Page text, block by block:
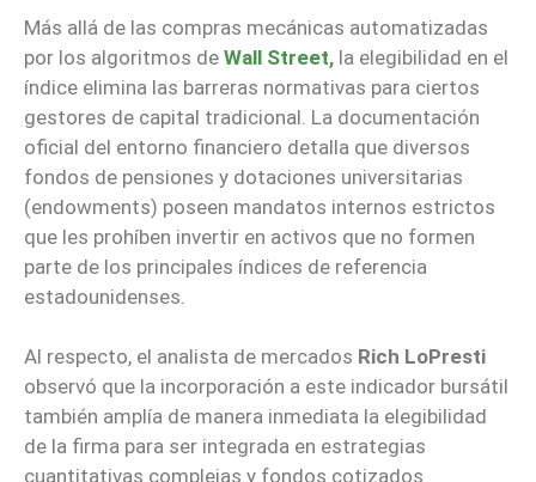
Más allá de las compras mecánicas automatizadas
por los algoritmos de Wall Street, la elegibilidad en el
índice elimina las barreras normativas para ciertos
gestores de capital tradicional. La documentación
oficial del entorno financiero detalla que diversos
fondos de pensiones y dotaciones universitarias
(endowments) poseen mandatos internos estrictos
que les prohíben invertir en activos que no formen
parte de los principales índices de referencia
estadounidenses.
Al respecto, el analista de mercados Rich LoPresti
observó que la incorporación a este indicador bursátil
también amplía de manera inmediata la elegibilidad
de la firma para ser integrada en estrategias
cuantitativas complejas y fondos cotizados